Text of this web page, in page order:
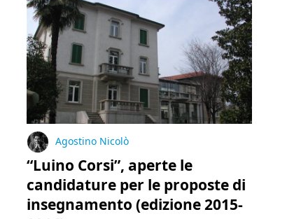
Agostino Nicolò
“Luino Corsi”, aperte le
candidature per le proposte di
insegnamento (edizione 2015-